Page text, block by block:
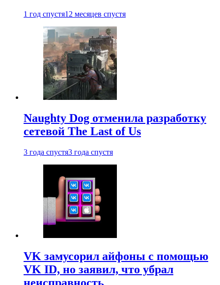
1 год спустя12 месяцев спустя
Naughty Dog отменила разработку
сетевой The Last of Us
3 года спустя3 года спустя
VK замусорил айфоны с помощью
VK ID, но заявил, что убрал
неисправность